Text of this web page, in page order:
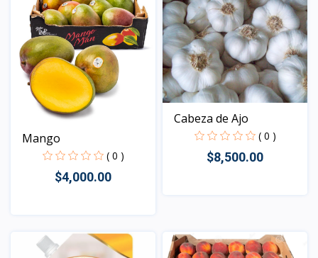
Mango
( 0 )
$4,000.00
Vista
Cabeza de Ajo
( 0 )
$8,500.00